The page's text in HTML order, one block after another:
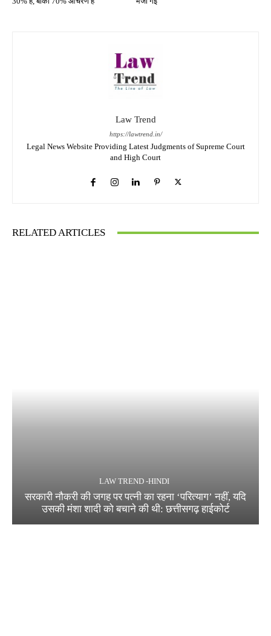
Law Trend
https://lawtrend.in/
Legal News Website Providing Latest Judgments of Supreme Court
and High Court
RELATED ARTICLES
LAW TREND -HINDI
सरकारी नौकरी की जगह पर पत्नी का रहना ‘परित्याग’ नहीं, यदि
उसकी मंशा शादी को बचाने की थी: छत्तीसगढ़ हाईकोर्ट